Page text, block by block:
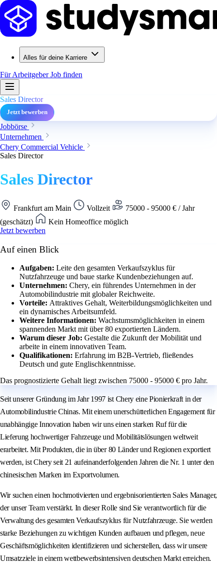
Alles für deine Karriere
Für ArbeitgeberJob finden
Sales Director
Jetzt bewerben
Jobbörse
Unternehmen
Chery Commercial Vehicle
Sales Director
Sales Director
Frankfurt am Main Vollzeit
75000 - 95000 € / Jahr
(geschätzt)
Kein Homeoffice möglich
Jetzt bewerben
Auf einen Blick
Aufgaben: Leite den gesamten Verkaufszyklus für
Nutzfahrzeuge und baue starke Kundenbeziehungen auf.
Unternehmen: Chery, ein führendes Unternehmen in der
Automobilindustrie mit globaler Reichweite.
Vorteile: Attraktives Gehalt, Weiterbildungsmöglichkeiten und
ein dynamisches Arbeitsumfeld.
Weitere Informationen: Wachstumsmöglichkeiten in einem
spannenden Markt mit über 80 exportierten Ländern.
Warum dieser Job: Gestalte die Zukunft der Mobilität und
arbeite in einem innovativen Team.
Qualifikationen: Erfahrung im B2B-Vertrieb, fließendes
Deutsch und gute Englischkenntnisse.
Das prognostizierte Gehalt liegt zwischen 75000 - 95000 € pro Jahr.
Seit unserer Gründung im Jahr 1997 ist Chery eine Pionierkraft in der
Automobilindustrie Chinas. Mit einem unerschütterlichen Engagement für
unabhängige Innovation haben wir uns einen starken Ruf für die
Lieferung hochwertiger Fahrzeuge und Mobilitätslösungen weltweit
erarbeitet. Mit Produkten, die in über 80 Länder und Regionen exportiert
werden, ist Chery seit 21 aufeinanderfolgenden Jahren die Nr. 1 unter den
chinesischen Marken im Exportvolumen.
Wir suchen einen hochmotivierten und ergebnisorientierten Sales Manager,
der unser Team verstärkt. In dieser Rolle sind Sie verantwortlich für die
Verwaltung des gesamten Verkaufszyklus für Nutzfahrzeuge. Sie werden
starke Beziehungen zu wichtigen Kunden aufbauen und pflegen, neue
Geschäftsmöglichkeiten identifizieren und sicherstellen, dass wir unsere
Umsatzziele in einem wettbewerbsintensiven deutschen Markt erreichen.